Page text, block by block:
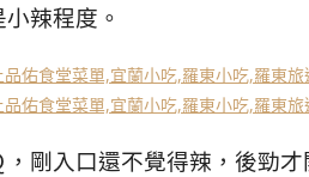
辣程度。
剛入口還不覺得辣，後勁